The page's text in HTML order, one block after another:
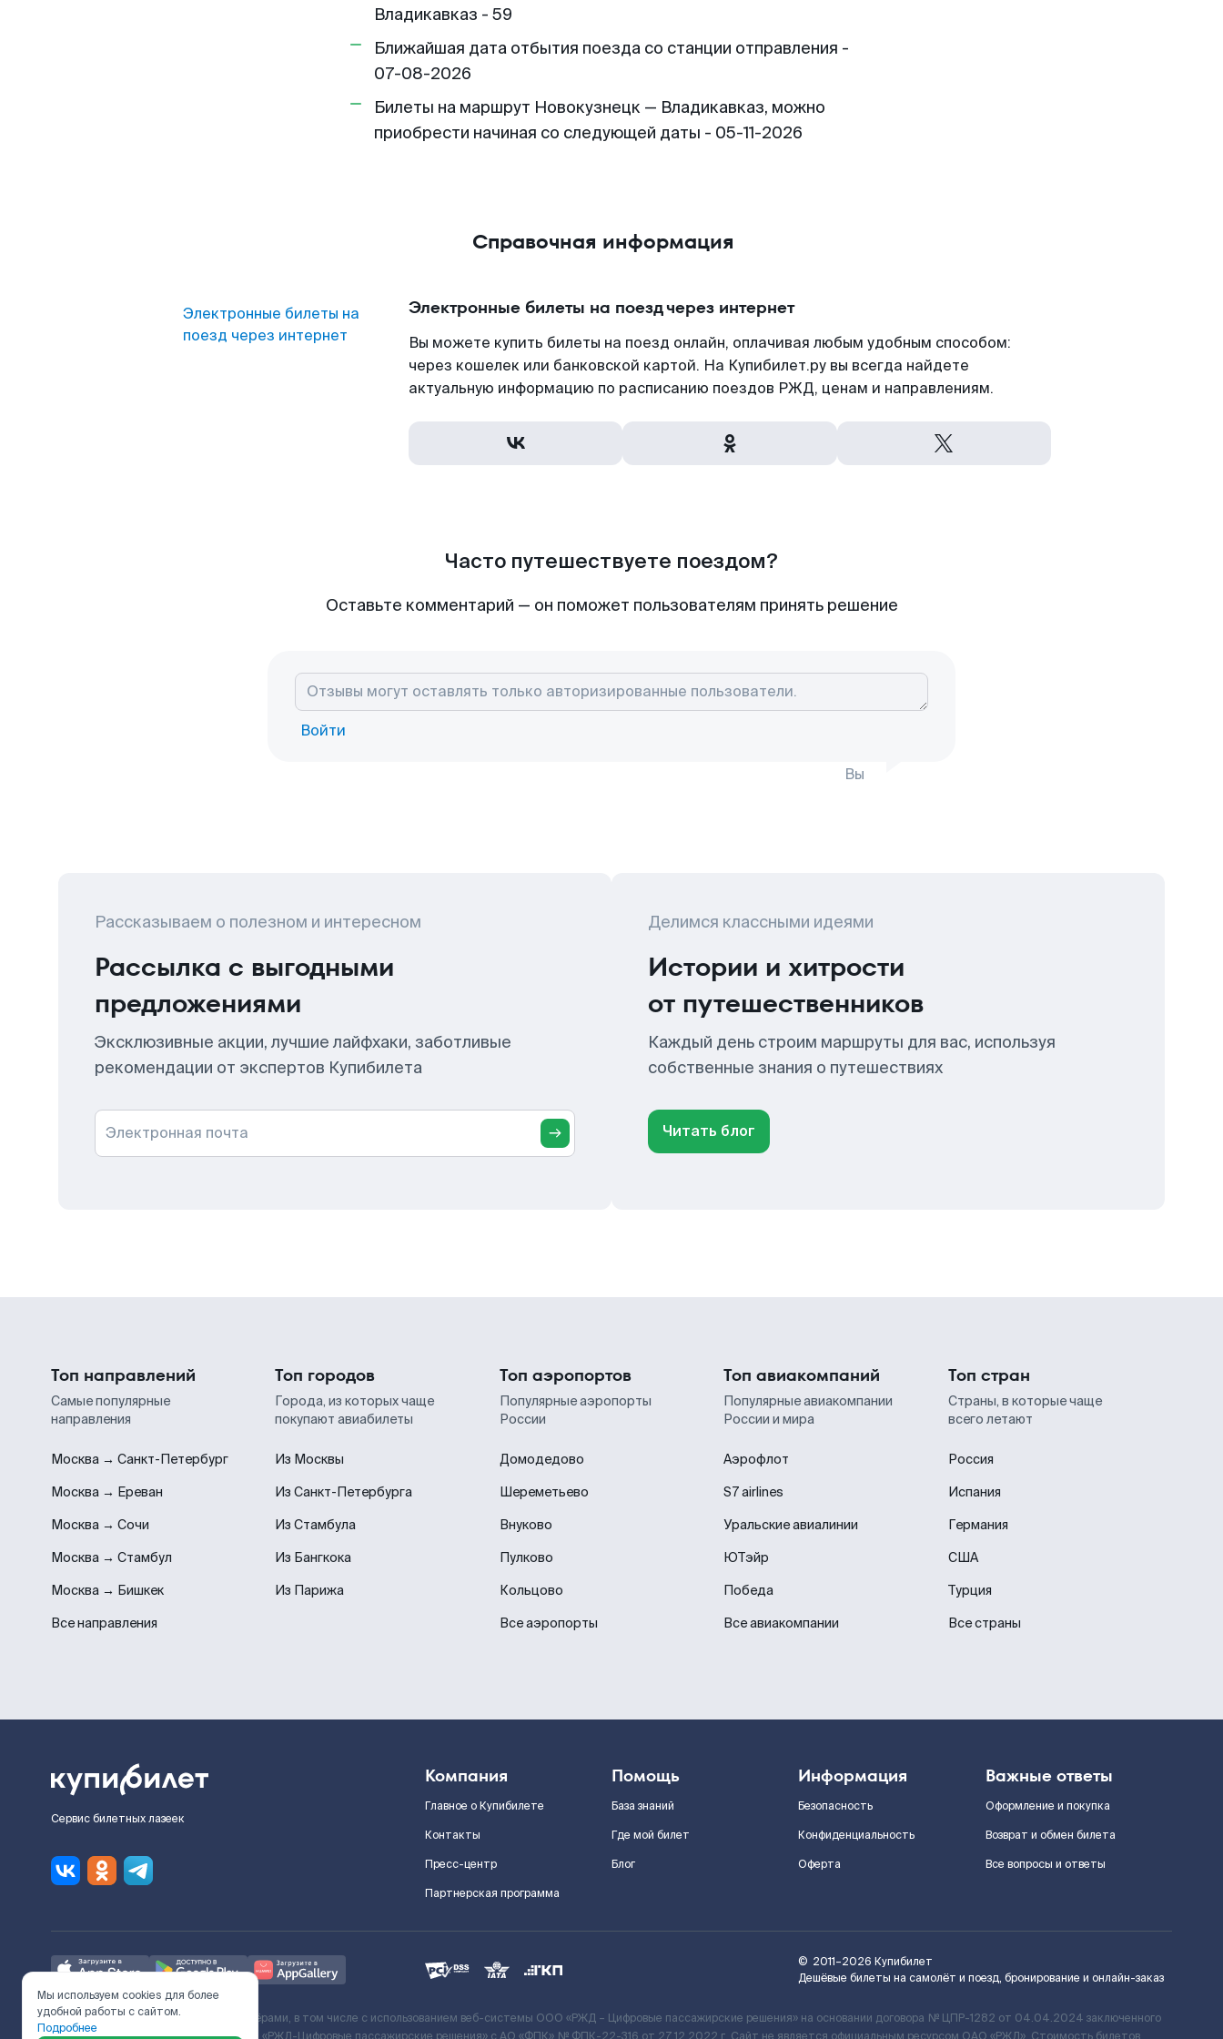
Владикавказ - 59
Ближайшая дата отбытия поезда со станции отправления -
07-08-2026
Билеты на маршрут Новокузнецк — Владикавказ, можно
приобрести начиная со следующей даты - 05-11-2026
Справочная информация
Электронные билеты на
поезд через интернет
Электронные билеты на поезд через интернет
Вы можете купить билеты на поезд онлайн, оплачивая любым удобным способом:
через кошелек или банковской картой. На Купибилет.ру вы всегда найдете
актуальную информацию по расписанию поездов РЖД, ценам и направлениям.
Часто путешествуете поездом?
Оставьте комментарий — он поможет пользователям принять решение
Войти
Вы
Рассказываем о полезном и интересном
Рассылка с выгодными
предложениями
Эксклюзивные акции, лучшие лайфхаки, заботливые
рекомендации от экспертов Купибилета
Электронная почта
Делимся классными идеями
Истории и хитрости
от путешественников
Каждый день строим маршруты для вас, используя
собственные знания о путешествиях
Читать блог
Топ направлений
Самые популярные
направления
Москва → Санкт-Петербург
Москва → Ереван
Москва → Сочи
Москва → Стамбул
Москва → Бишкек
Все направления
Топ городов
Города, из которых чаще
покупают авиабилеты
Из Москвы
Из Санкт-Петербурга
Из Стамбула
Из Бангкока
Из Парижа
Топ аэропортов
Популярные аэропорты
России
Домодедово
Шереметьево
Внуково
Пулково
Кольцово
Все аэропорты
Топ авиакомпаний
Популярные авиакомпании
России и мира
Аэрофлот
S7 airlines
Уральские авиалинии
ЮТэйр
Победа
Все авиакомпании
Топ стран
Страны, в которые чаще
всего летают
Россия
Испания
Германия
США
Турция
Все страны
Сервис билетных лазеек
Компания
Главное о Купибилете
Контакты
Пресс-центр
Партнерская программа
Помощь
База знаний
Где мой билет
Блог
Информация
Безопасность
Конфиденциальность
Оферта
Важные ответы
Оформление и покупка
Возврат и обмен билета
Все вопросы и ответы
© 2011–2026 Купибилет
Дешёвые билеты на самолёт и поезд, бронирование и онлайн-заказ
Ж/Д билеты предоставляются партнёрами, в том числе с использованием веб-системы ООО «РЖД – Цифровые пассажирские решения» на основании договора № ЦПР-1282 от 04.04.2024 заключенного
Мы используем cookies для более
удобной работы с сайтом.
Подробнее